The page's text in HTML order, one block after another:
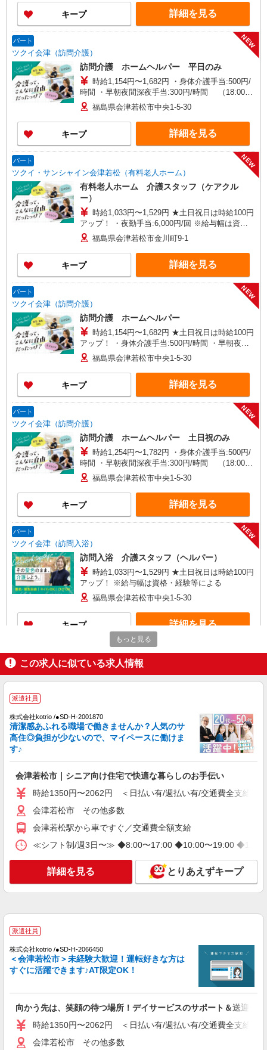
キープ 詳細を見る
パート
ツクイ会津（訪問介護）
NEW
訪問介護 ホームヘルパー 平日のみ
時給1,154円〜1,682円 ・身体介護手当:500円/
時間 ・早朝夜間深夜手当:300円/時間 （18:00〜
翌07:59の時間帯） ・ICT手当:2,000円/月 ・深夜
割増は別途支給 ・ケア→ケアの移動時間も賃金
（時給）を支給 ・特定事業所加算手当:60円/時間
含む ※給与幅は資格・経験等による
福島県会津若松市中央1-5-30
キープ 詳細を見る
パート
ツクイ・サンシャイン会津若松（有料老人ホーム）
NEW
有料老人ホーム 介護スタッフ（ケアクル
ー）
時給1,033円〜1,529円 ★土日祝日は時給100円
アップ！ ・夜勤手当:6,000円/回 ※給与幅は資
格・経験等による
福島県会津若松市金川町9-1
キープ 詳細を見る
パート
ツクイ会津（訪問介護）
NEW
訪問介護 ホームヘルパー
時給1,154円〜1,682円 ★土日祝日は時給100円
アップ！ ・身体介護手当:500円/時間 ・早朝夜間
深夜手当:300円/時間 （18:00〜翌07:59の時間
帯） ・ICT手当:2,000円/月 ・深夜割増は別途支給
・ケア→ケアの移動時間も賃金（時給）を支給 ※
特定事業所加算手当:60円/時間含む ※給与幅は資
格・経験等による
福島県会津若松市中央1-5-30
キープ 詳細を見る
パート
ツクイ会津（訪問介護）
NEW
訪問介護 ホームヘルパー 土日祝のみ
時給1,254円〜1,782円 ・身体介護手当:500円/
時間 ・早朝夜間深夜手当:300円/時間 （18:00〜
翌07:59の時間帯） ・ICT手当:2,000円/月 ・深夜
割増は別途支給 ・ケア→ケアの移動時間も賃金
（時給）を支給 ・土日祝日手当:100円/時間含む
・特定事業所加算手当:60円/時間含む ※給与幅は
資格・経験等による
福島県会津若松市中央1-5-30
キープ 詳細を見る
パート
ツクイ会津（訪問入浴）
NEW
訪問入浴 介護スタッフ（ヘルパー）
時給1,033円〜1,529円 ★土日祝日は時給100円
アップ！ ※給与幅は資格・経験等による
福島県会津若松市中央1-5-30
キープ 詳細を見る
日研トータルソーシング株式会社 メディカルケア事業部/郡山オフィ
ス
り） ※給与幅は経験・能力による
福島県会津若松市 【最寄駅】JR磐越西線「堂
島」駅 ★勤務地は3000ヶ所以上★ 自宅から通い
やすいエリアなど、お好きな勤務地をお選び下さ
い！！
アルバイト パート 派遣社員 紹介予定派遣
日研トータルソーシング株式会社 メディカルケア事業部/郡山オフィ
ス
未経験・無資格OKの介護スタッフ
時給1,200円〜1,300円 ★週払いOK（規定あ
福島県会津若松市 【最寄駅】JR磐越西線「広
やすいエリアなど、お好きな勤務地をお選び下さ
派遣社員
株式会社kotrio /●SD-H-2001870
会津若松市｜シニア向け住宅で快適な暮らしの
お手伝い
時給1350円〜2062円 ＜日払い有/週払い有/交
会津若松市 その他多数
キープ
もっと見る
この求人に似ている求人情報
派遣社員
株式会社kotrio /●SD-H-2001870
清潔感あふれる職場で働きませんか？人気のサ
高住◎負担が少ないので、マイペースに働けま
す♪
会津若松市｜シニア向け住宅で快適な暮らしのお手伝い
時給1350円〜2062円 ＜日払い有/週払い有/交通費全支給(ガ
会津若松市 その他多数
会津若松駅から車ですぐ／交通費全額支給
≪シフト制/週3日〜≫ ◆8:00〜17:00 ◆10:00〜19:00
詳細を見る とりあえずキープ
派遣社員
株式会社kotrio /●SD-H-2066450
＜会津若松市＞未経験大歓迎！運転好きな方は
すぐに活躍できます♪AT限定OK！
向かう先は、笑顔の待つ場所！デイサービスのサポート＆送迎
時給1350円〜2062円 ＜日払い有/週払い有/交通費全支給(ガ
会津若松市 その他多数